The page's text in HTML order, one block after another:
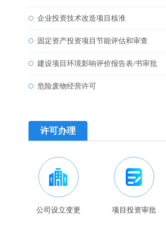
企业投资技术改造项目核准
固定资产投资项目节能评估和审查
建设项目环境影响评价报告表/书审批
危险废物经营许可
许可办理
公司设立变更 项目投资审批